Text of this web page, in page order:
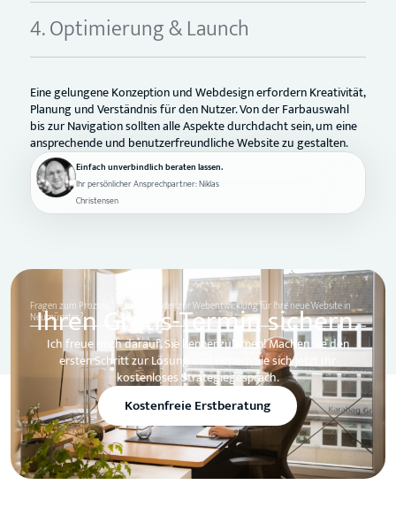
4. Optimierung & Launch
Eine gelungene Konzeption und Webdesign erfordern Kreativität,
Planung und Verständnis für den Nutzer. Von der Farbauswahl
bis zur Navigation sollten alle Aspekte durchdacht sein, um eine
ansprechende und benutzerfreundliche Website zu gestalten.
Einfach unverbindlich beraten lassen.
Ihr persönlicher Ansprechpartner: Niklas
Christensen
Fragen zum Prozess, Webdesign oder zur Webentwicklung für Ihre neue Website in
Neumünster?
Ihren Gratis-Termin sichern.
Ich freue mich darauf, Sie kennenzulernen! Machen Sie den
ersten Schritt zur Lösung und sichern Sie sich jetzt Ihr
kostenloses Strategiegespräch.
Kostenfreie Erstberatung